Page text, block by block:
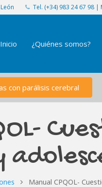
Tel. (+34) 983 24 67 98 |
Inicio ¿Quiénes somos?
con parálisis cerebral
Manual CPQOL-